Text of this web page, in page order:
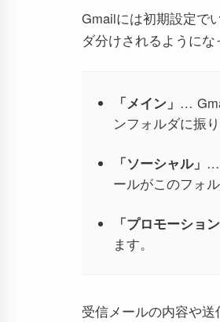
Gmailには初期設定で
ダ分けされるようにな
「メイン」 …
ンフォルダに振
「ソーシャル」 …
ールがこのフォ
「プロモーション
ます。
受信メールの内容や